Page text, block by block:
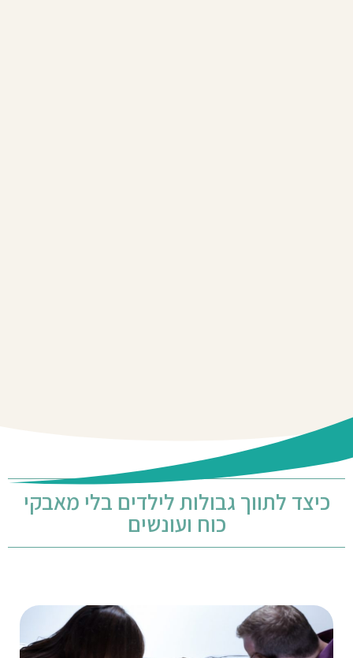
כיצד לתווך גבולות לילדים בלי מאבקי
כוח ועונשים